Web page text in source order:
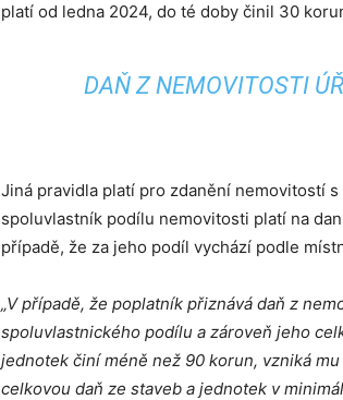
platí od ledna 2024, do té doby činil 30
DAŇ Z NEMOVITOSTI
Jiná pravidla platí pro zdanění nemovitostí
spoluvlastník podílu nemovitosti platí na
případě, že za jeho podíl vychází podle
„V případě, že poplatník přiznává daň z
spoluvlastnického podílu a zároveň jeho
jednotek činí méně než 90 korun, vzniká
celkovou daň ze staveb a jednotek v